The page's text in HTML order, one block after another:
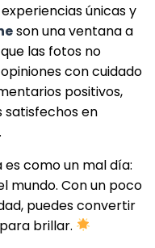
únicas y
son una ventana a
las fotos no
con cuidado
positivos,
satisfechos en
como un mal día:
mundo. Con un poco
puedes convertir
brillar.